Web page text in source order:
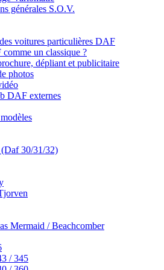
générales S.O.V.
voitures particulières DAF
un classique ?
dépliant et publicitaire
photos
DAF externes
30/31/32)
Mermaid / Beachcomber
/ 345